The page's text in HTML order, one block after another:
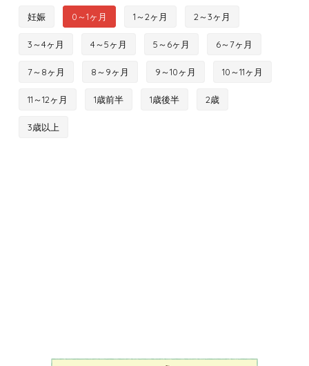
妊娠 0～1ヶ月 1～2ヶ月 2～3ヶ月
3～4ヶ月 4～5ヶ月 5～6ヶ月 6～7ヶ月
7～8ヶ月 8～9ヶ月 9～10ヶ月 10～11ヶ月
11～12ヶ月 1歳前半 1歳後半 2歳
3歳以上